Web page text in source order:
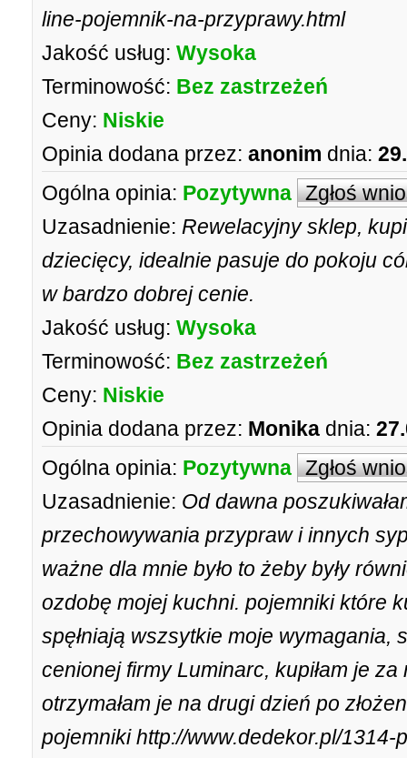
line-pojemnik-na-przyprawy.html
Jakość usług: Wysoka
Terminowość: Bez zastrzeżeń
Ceny: Niskie
Opinia dodana przez: anonim dnia:
Ogólna opinia: Pozytywna Zgłoś
Uzasadnienie: Rewelacyjny sklep,
dziecięcy, idealnie pasuje do pokoju
w bardzo dobrej cenie.
Jakość usług: Wysoka
Terminowość: Bez zastrzeżeń
Ceny: Niskie
Opinia dodana przez: Monika dnia:
Ogólna opinia: Pozytywna Zgłoś
Uzasadnienie: Od dawna
przechowywania przypraw i innych
ważne dla mnie było to żeby były
ozdobę mojej kuchni. pojemniki które
spęłniają wszsytkie moje wymagania,
cenionej firmy Luminarc, kupiłam je
otrzymałam je na drugi dzień po
pojemniki http://www.dedekor.pl/